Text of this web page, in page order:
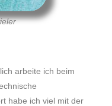
arbeite ich beim
habe ich viel mit der